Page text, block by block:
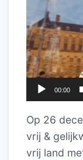
00:00
Op 26
vrij &
vrij land